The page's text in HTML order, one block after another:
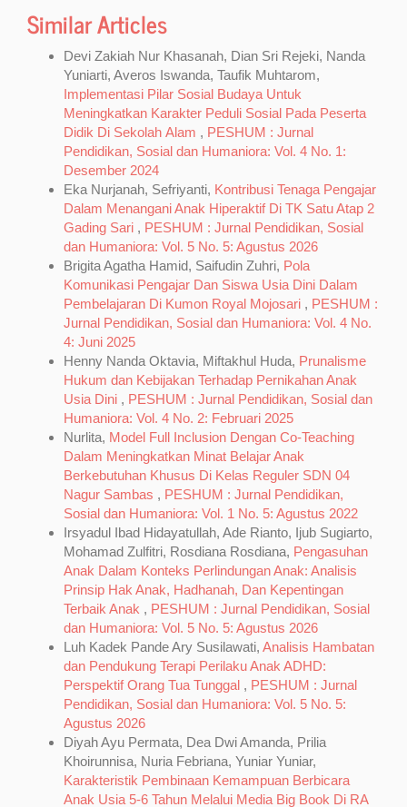
Similar Articles
Devi Zakiah Nur Khasanah, Dian Sri Rejeki, Nanda
Yuniarti, Averos Iswanda, Taufik Muhtarom,
Implementasi Pilar Sosial Budaya Untuk
Meningkatkan Karakter Peduli Sosial Pada Peserta
Didik Di Sekolah Alam , PESHUM : Jurnal
Pendidikan, Sosial dan Humaniora: Vol. 4 No. 1:
Desember 2024
Eka Nurjanah, Sefriyanti, Kontribusi Tenaga Pengajar
Dalam Menangani Anak Hiperaktif Di TK Satu Atap 2
Gading Sari , PESHUM : Jurnal Pendidikan, Sosial
dan Humaniora: Vol. 5 No. 5: Agustus 2026
Brigita Agatha Hamid, Saifudin Zuhri, Pola
Komunikasi Pengajar Dan Siswa Usia Dini Dalam
Pembelajaran Di Kumon Royal Mojosari , PESHUM :
Jurnal Pendidikan, Sosial dan Humaniora: Vol. 4 No.
4: Juni 2025
Henny Nanda Oktavia, Miftakhul Huda, Prunalisme
Hukum dan Kebijakan Terhadap Pernikahan Anak
Usia Dini , PESHUM : Jurnal Pendidikan, Sosial dan
Humaniora: Vol. 4 No. 2: Februari 2025
Nurlita, Model Full Inclusion Dengan Co-Teaching
Dalam Meningkatkan Minat Belajar Anak
Berkebutuhan Khusus Di Kelas Reguler SDN 04
Nagur Sambas , PESHUM : Jurnal Pendidikan,
Sosial dan Humaniora: Vol. 1 No. 5: Agustus 2022
Irsyadul Ibad Hidayatullah, Ade Rianto, Ijub Sugiarto,
Mohamad Zulfitri, Rosdiana Rosdiana, Pengasuhan
Anak Dalam Konteks Perlindungan Anak: Analisis
Prinsip Hak Anak, Hadhanah, Dan Kepentingan
Terbaik Anak , PESHUM : Jurnal Pendidikan, Sosial
dan Humaniora: Vol. 5 No. 5: Agustus 2026
Luh Kadek Pande Ary Susilawati, Analisis Hambatan
dan Pendukung Terapi Perilaku Anak ADHD:
Perspektif Orang Tua Tunggal , PESHUM : Jurnal
Pendidikan, Sosial dan Humaniora: Vol. 5 No. 5:
Agustus 2026
Diyah Ayu Permata, Dea Dwi Amanda, Prilia
Khoirunnisa, Nuria Febriana, Yuniar Yuniar,
Karakteristik Pembinaan Kemampuan Berbicara
Anak Usia 5-6 Tahun Melalui Media Big Book Di RA